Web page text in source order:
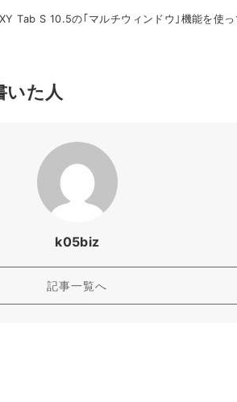
Tab S 10.5の｢マルチウィンドウ｣機能を使
いた人
k05biz
記事一覧へ